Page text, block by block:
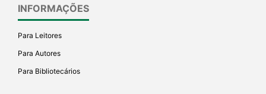
INFORMAÇÕES
Para Leitores
Para Autores
Para Bibliotecários